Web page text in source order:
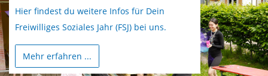
Hier findest du weitere Infos für Dein
Freiwilliges Soziales Jahr (FSJ) bei uns.
Mehr erfahren ...